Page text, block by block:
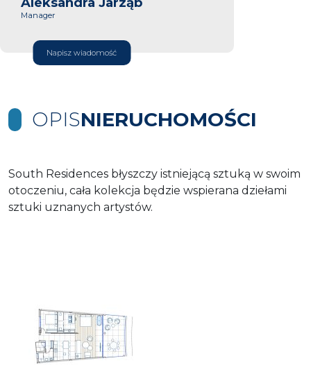
Manager
Napisz wiadomość
OPISNIERUCHOMOŚCI
South Residences błyszczy istniejącą sztuką w swoim
otoczeniu, cała kolekcja będzie wspierana dziełami
sztuki uznanych artystów.